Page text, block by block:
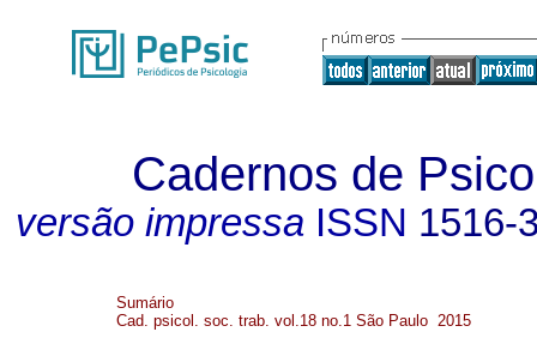
Cadernos de
versão impressa ISSN 1516-
Sumário
Cad. psicol. soc. trab. vol.18 no.1 São Paulo 2015